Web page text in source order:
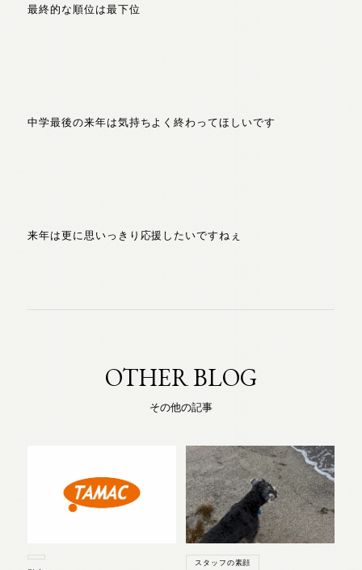
最終的な順位は最下位
中学最後の来年は気持ちよく終わってほしいです
来年は更に思いっきり応援したいですねぇ
OTHER BLOG
その他の記事
スタッフの素顔